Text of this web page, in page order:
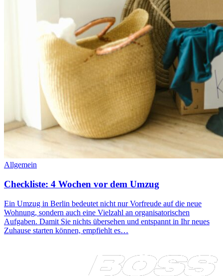
Allgemein
Checkliste: 4 Wochen vor dem Umzug
Ein Umzug in Berlin bedeutet nicht nur Vorfreude auf die neue
Wohnung, sondern auch eine Vielzahl an organisatorischen
Aufgaben. Damit Sie nichts übersehen und entspannt in Ihr neues
Zuhause starten können, empfiehlt es…